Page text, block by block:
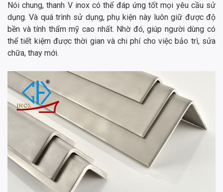
Nói chung, thanh V inox có thể đáp ứng tốt mọi yêu cầu sử
dụng. Và quá trình sử dụng, phụ kiện này luôn giữ được độ
bền và tính thẩm mỹ cao nhất. Nhờ đó, giúp người dùng có
thể tiết kiệm được thời gian và chi phí cho việc bảo trì, sửa
chữa, thay mới.